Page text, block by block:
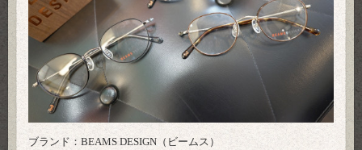
ブランド：BEAMS DESIGN（ビームス）